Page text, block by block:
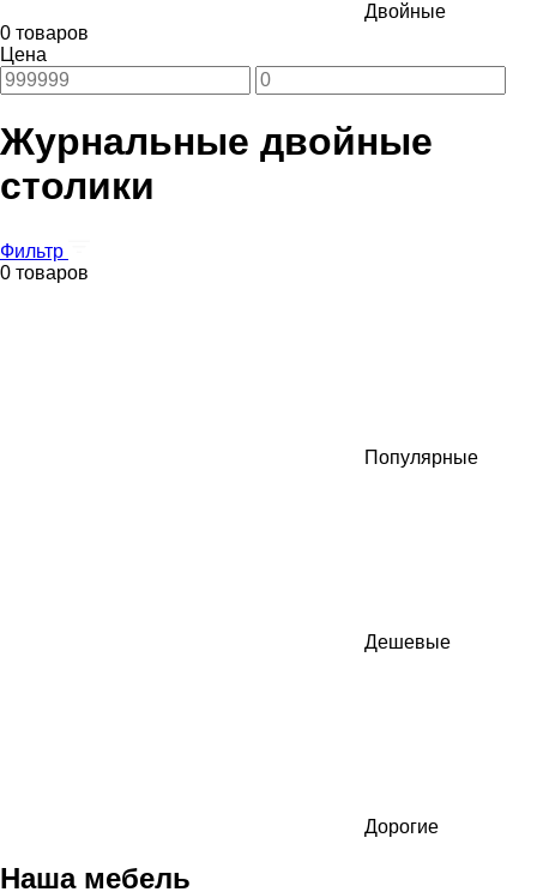
Двойные
0 товаров
Цена
Журнальные двойные
столики
Фильтр
0 товаров
Популярные
Дешевые
Дорогие
Наша мебель